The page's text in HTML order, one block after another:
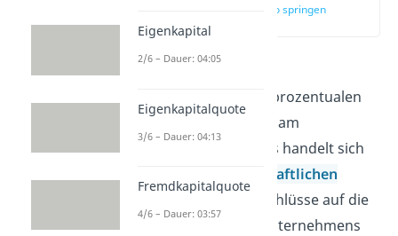
zur Stelle im Video springen
(00:12)
Grundlegend gibt die
Fremdkapitalquote den prozentualen
Anteil des Fremdkapitals am
Gesamtkapital wieder. Es handelt sich
betriebswirtschaftlichen
mit der Rückschlüsse auf die
Vermögenslage eines Unternehmens
Eigenkapital
2/6 – Dauer: 04:05
Eigenkapitalquote
3/6 – Dauer: 04:13
Fremdkapitalquote
4/6 – Dauer: 03:57